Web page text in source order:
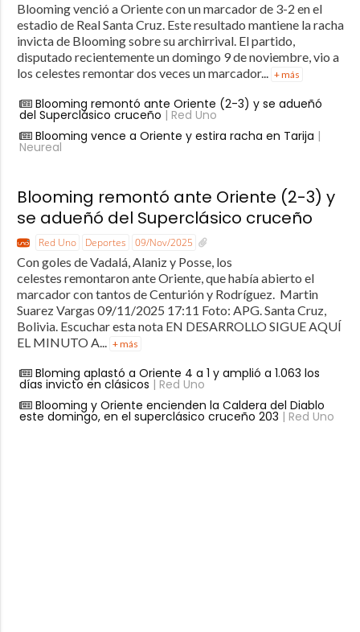
Blooming venció a Oriente con un marcador de 3-2 en el
estadio de Real Santa Cruz. Este resultado mantiene la racha
invicta de Blooming sobre su archirrival. El partido,
disputado recientemente un domingo 9 de noviembre, vio a
los celestes remontar dos veces un marcador... + más
Blooming remontó ante Oriente (2-3) y se adueñó
del Superclásico cruceño | Red Uno
Blooming vence a Oriente y estira racha en Tarija |
Neureal
Blooming remontó ante Oriente (2-3) y
se adueñó del Superclásico cruceño
Red Uno Deportes 09/Nov/2025
Con goles de Vadalá, Alaniz y Posse, los
celestes remontaron ante Oriente, que había abierto el
marcador con tantos de Centurión y Rodríguez. Martin
Suarez Vargas 09/11/2025 17:11 Foto: APG. Santa Cruz,
Bolivia. Escuchar esta nota EN DESARROLLO SIGUE AQUÍ
EL MINUTO A... + más
Bloming aplastó a Oriente 4 a 1 y amplió a 1.063 los
días invicto en clásicos | Red Uno
Blooming y Oriente encienden la Caldera del Diablo
este domingo, en el superclásico cruceño 203 | Red Uno